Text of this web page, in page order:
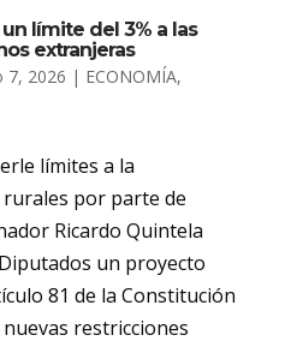
límite del 3% a las
extranjeras
7, 2026 | ECONOMÍA,
límites a la
por parte de
Ricardo Quintela
un proyecto
81 de la Constitución
restricciones